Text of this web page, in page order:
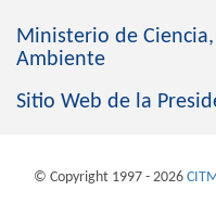
Ministerio de
Ambiente
Sitio Web de la
© Copyright 1997 - 2026